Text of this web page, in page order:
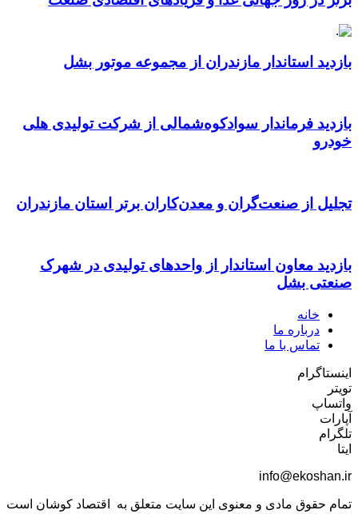
بازدید استاندار مازندران از مجموعه موتور بشل
بازدید فرماندار سوادکوه‌شمالی از شرکت تولیدی هلی
خودرو
تجلیل از صنعت‌گران و معدن‌کاران برتر استان مازندران
بازدید معاون استاندار از واحدهای تولیدی در شهرک
صنعتی بشل
خانه
درباره ما
تماس با ما
اینستاگرام
تویتر
واتساپ
آپارات
تلگرام
ایتا
info@ekoshan.ir
تمام حقوق مادی و معنوی این سایت متعلق به اقتصاد کوشان است